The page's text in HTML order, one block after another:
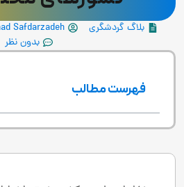
بلاگ گردشگری Safdarzadeh
بدون نظر
فهرست مطالب